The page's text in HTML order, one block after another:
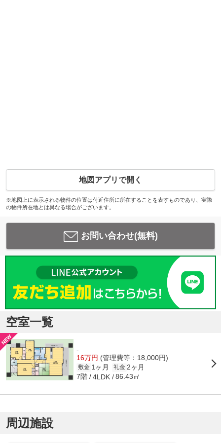
地図アプリで開く
※地図上に表示される物件の位置は付近住所に所在することを表すものであり、実際
の物件所在地とは異なる場合がございます。
お問い合わせ(無料)
空室一覧
-
16万円 (管理費等：18,000円)
敷金 1ヶ月 礼金 2ヶ月
7階 4LDK 86.43㎡
周辺施設